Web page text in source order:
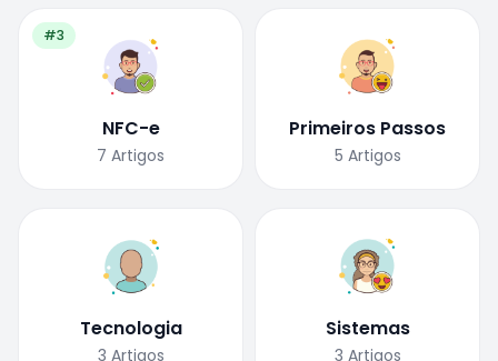
#3
NFC-e
7 Artigos
Primeiros Passos
5 Artigos
Tecnologia
3 Artigos
Sistemas
3 Artigos